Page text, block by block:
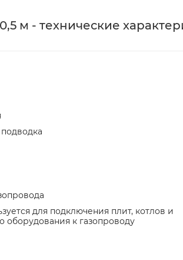
м - технические
подводка
для подключения плит, котлов и
оборудования к газопроводу